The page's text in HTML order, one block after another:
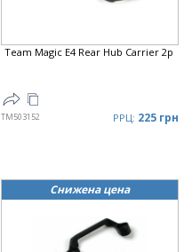
Team Magic E4 Rear Hub Carrier 2p
TM503152 РРЦ: 225 грн
Снижена цена